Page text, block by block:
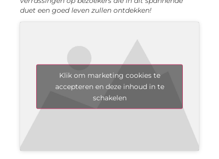
duet een goed leven zullen ontdekken!
Klik om marketing cookies te
accepteren en deze inhoud in te
schakelen